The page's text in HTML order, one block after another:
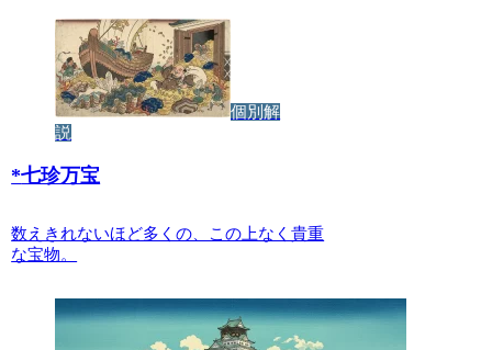
個別解
説
*七珍万宝
数えきれないほど多くの、この上なく貴重
な宝物。